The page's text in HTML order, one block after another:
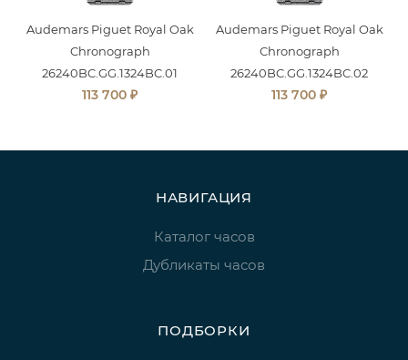
Audemars Piguet Royal Oak
Chronograph
26240BC.GG.1324BC.01
113 700 ₽
Audemars Piguet Royal Oak
Chronograph
26240BC.GG.1324BC.02
113 700 ₽
НАВИГАЦИЯ
Каталог часов
Дубликаты часов
ПОДБОРКИ